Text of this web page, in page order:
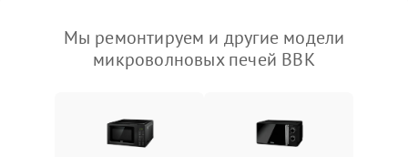
Мы ремонтируем и другие модели
микроволновых печей BBK